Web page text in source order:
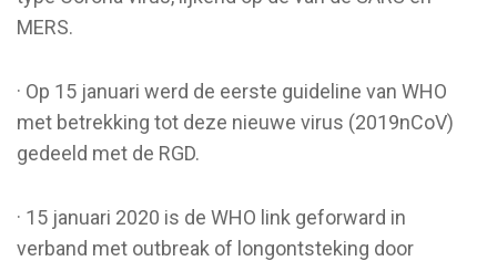
MERS.
· Op 15 januari werd de eerste guideline van WHO
met betrekking tot deze nieuwe virus (2019nCoV)
gedeeld met de RGD.
· 15 januari 2020 is de WHO link geforward in
verband met outbreak of longontsteking door